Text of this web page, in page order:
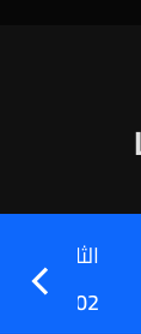
الثلاثاء
02 حزيران